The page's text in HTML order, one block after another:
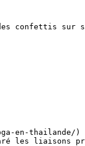
sur
en-
les liaisons